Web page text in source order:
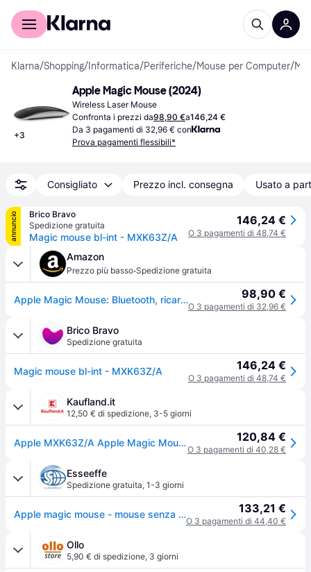
Per il tuo shopping
Klarna/Shopping/ Informatica/Periferiche/Mouse per Computer/
+3
Apple Magic Mouse (2024)
Wireless Laser Mouse
Confronta i prezzi da98,90 €a146,24 €
Da 3 pagamenti di 32,96 € con
Prova pagamenti flessibili*
Consigliato Prezzo incl. consegna Usato a
annuncio
Brico Bravo
Spedizione gratuita
Magic mouse bl-int - MXK63Z/A
146,24 €
O 3 pagamenti di 48,74 €
Amazon
Prezzo più basso·Spedizione gratuita
Apple Magic Mouse: Bluetooth, ricaricabile. Compatibile con Mac o iPad; Nero, superficie Multi-Touch (USB-C) 98,90 €
O 3 pagamenti di 32,96 €
Brico Bravo
Spedizione gratuita
Magic mouse bl-int - MXK63Z/A 146,24 €
O 3 pagamenti di 48,74 €
Kaufland.it
12,50 € di spedizione, 3-5 giorni
Apple MXK63Z/A Apple Magic Mouse - Black Multi-Touch Surface 120,84 €
O 3 pagamenti di 40,28 €
Esseeffe
Spedizione gratuita, 1-3 giorni
Apple magic mouse - mouse senza fili bluetooth multi-touch nero 133,21 €
O 3 pagamenti di 44,40 €
Ollo
5,90 € di spedizione, 3 giorni